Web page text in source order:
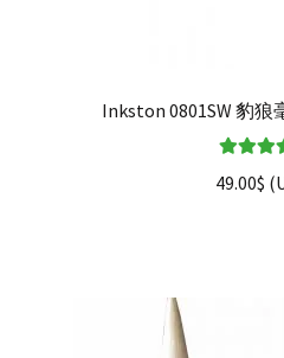
Inkston 0801SW 豹狼
5
49.00$ (